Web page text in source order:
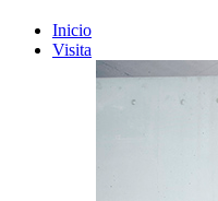
Inicio
Visita